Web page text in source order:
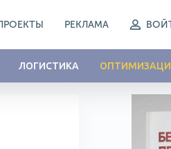
РЕКЛАМА
ЛОГИСТИКА